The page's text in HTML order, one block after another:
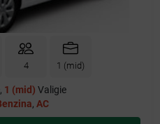
4 1 (mid)
1 (mid) Valigie
, AC